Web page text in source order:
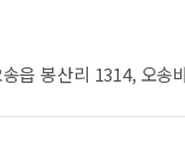
읍 봉산리 1314, 오송